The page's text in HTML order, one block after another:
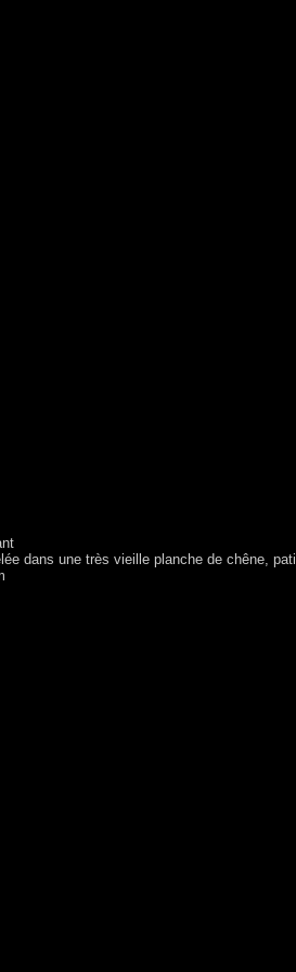
dans une très vieille planche de chêne,